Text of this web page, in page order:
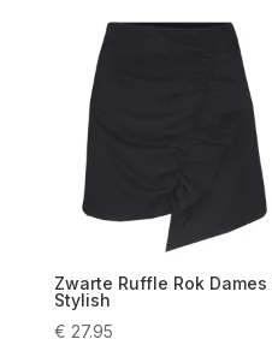
Zwarte Ruffle Rok
Stylish
€ 27.95